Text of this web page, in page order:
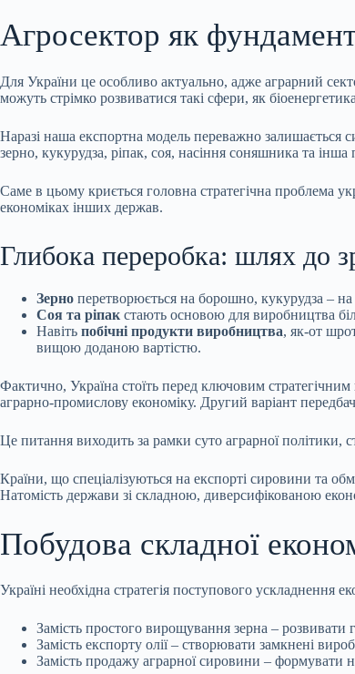
Агросектор як фундамент
Для України це особливо актуально, адже аграрний
можуть стрімко розвиватися такі сфери, як
Наразі наша експортна модель переважно залишається
зерно, кукурудза, ріпак, соя, насіння соняшника та
Саме в цьому криється головна стратегічна проблема
економіках інших держав.
Глибока переробка: шлях до
Зерно перетворюється на борошно, кукурудза –
Соя та ріпак стають основою для виробництва
Навіть побічні продукти виробництва, як-от
вищою доданою вартістю.
Фактично, Україна стоїть перед ключовим
аграрно-промислову економіку. Другий варіант
Це питання виходить за рамки суто аграрної політики,
Країни, що спеціалізуються на експорті сировини та
Натомість держави зі складною, диверсифікованою
Побудова складної
Україні необхідна стратегія поступового
Замість простого вирощування зерна – розвивати
Замість експорту олії – створювати замкнені
Замість продажу аграрної сировини – формувати